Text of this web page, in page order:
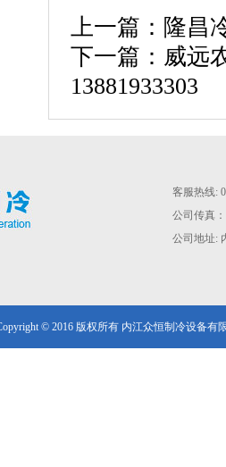
上一篇： 隆昌
下一篇： 威远
13881933303
客服热线:
公司传真：
公司地址:
© 2016 版权所有 内江众恒制冷设备有